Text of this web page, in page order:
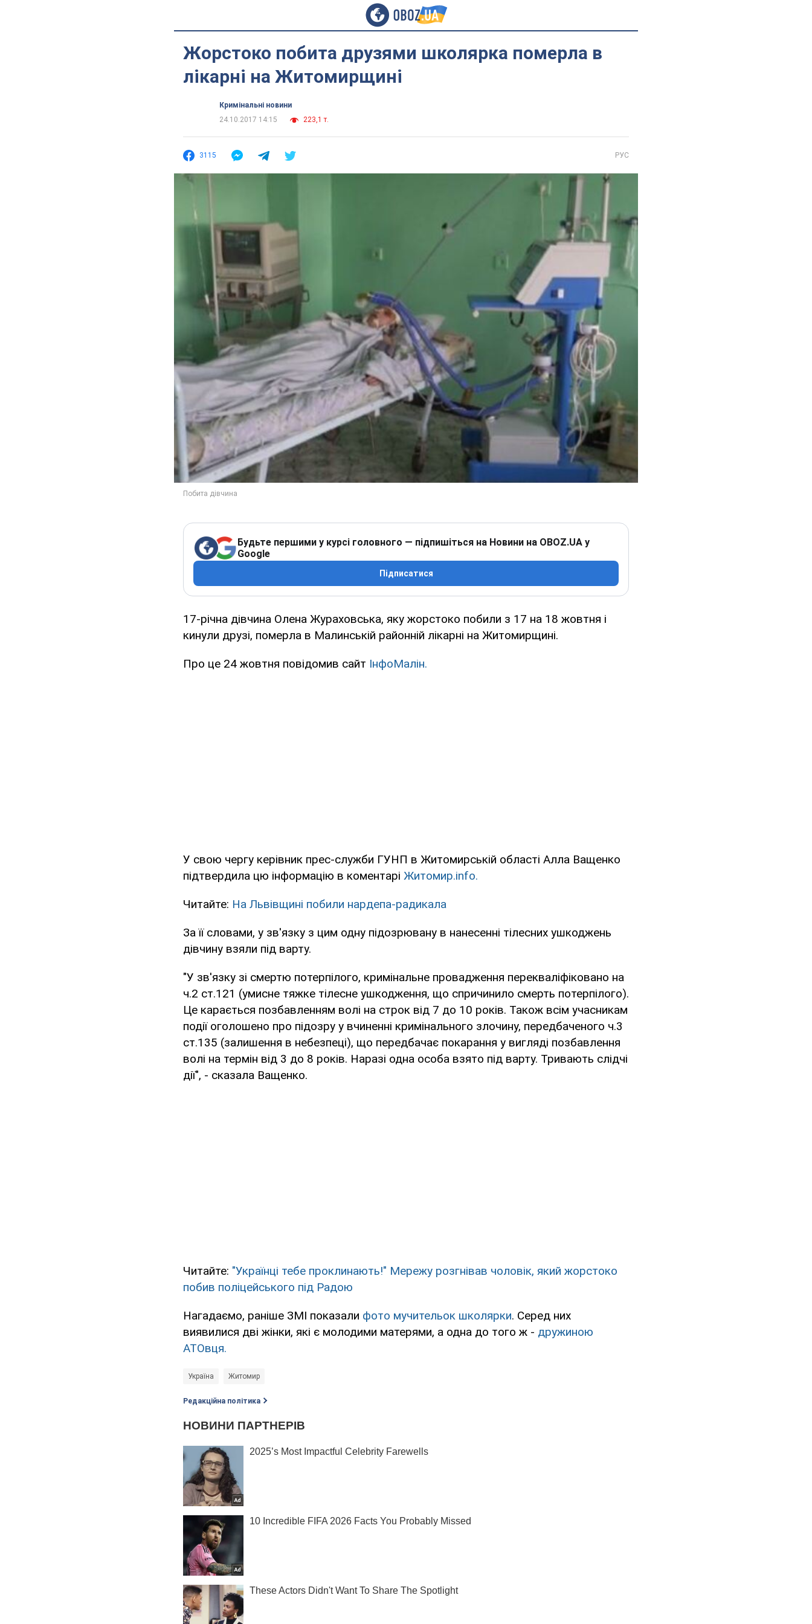
Жорстоко побита друзями школярка померла в
лікарні на Житомирщині
Кримінальні новини
24.10.2017 14:15
223,1 т.
3115 РУС
Будьте першими у курсі головного — підпишіться на Новини на OBOZ.UA у
Google
Підписатися
17-річна дівчина Олена Жураховська, яку жорстоко побили з 17 на 18 жовтня і
кинули друзі, померла в Малинській районній лікарні на Житомирщині.
Про це 24 жовтня повідомив сайт ІнфоМалін.
У свою чергу керівник прес-служби ГУНП в Житомирській області Алла Ващенко
підтвердила цю інформацію в коментарі Житомир.info.
Читайте: На Львівщині побили нардепа-радикала
За її словами, у зв'язку з цим одну підозрювану в нанесенні тілесних ушкоджень
дівчину взяли під варту.
"У зв'язку зі смертю потерпілого, кримінальне провадження перекваліфіковано на
ч.2 ст.121 (умисне тяжке тілесне ушкодження, що спричинило смерть потерпілого).
Це карається позбавленням волі на строк від 7 до 10 років. Також всім учасникам
події оголошено про підозру у вчиненні кримінального злочину, передбаченого ч.3
ст.135 (залишення в небезпеці), що передбачає покарання у вигляді позбавлення
волі на термін від 3 до 8 років. Наразі одна особа взято під варту. Тривають слідчі
дії", - сказала Ващенко.
Читайте: "Українці тебе проклинають!" Мережу розгнівав чоловік, який жорстоко
побив поліцейського під Радою
Нагадаємо, раніше ЗМІ показали фото мучительок школярки. Серед них
виявилися дві жінки, які є молодими матерями, а одна до того ж - дружиною
АТОвця.
Україна Житомир
Редакційна політика